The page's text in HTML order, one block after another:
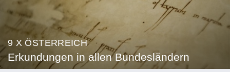
9 X ÖSTERREICH
Erkundungen in allen Bundesländern